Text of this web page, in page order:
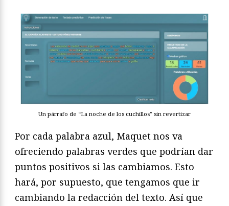
Un párrafo de “La noche de los cuchillos” sin revertizar
Por cada palabra azul, Maquet nos va
ofreciendo palabras verdes que podrían dar
puntos positivos si las cambiamos. Esto
hará, por supuesto, que tengamos que ir
cambiando la redacción del texto. Así que